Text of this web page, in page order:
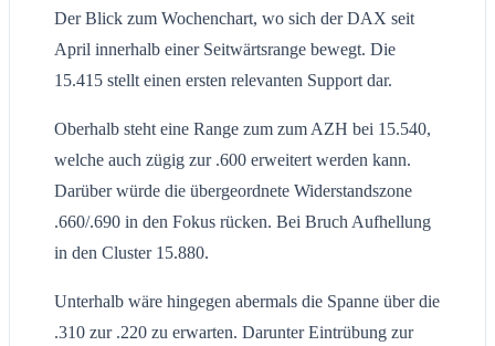
Der Blick zum Wochenchart, wo sich der DAX seit
April innerhalb einer Seitwärtsrange bewegt. Die
15.415 stellt einen ersten relevanten Support dar.
Oberhalb steht eine Range zum zum AZH bei 15.540,
welche auch zügig zur .600 erweitert werden kann.
Darüber würde die übergeordnete Widerstandszone
.660/.690 in den Fokus rücken. Bei Bruch Aufhellung
in den Cluster 15.880.
Unterhalb wäre hingegen abermals die Spanne über die
.310 zur .220 zu erwarten. Darunter Eintrübung zur